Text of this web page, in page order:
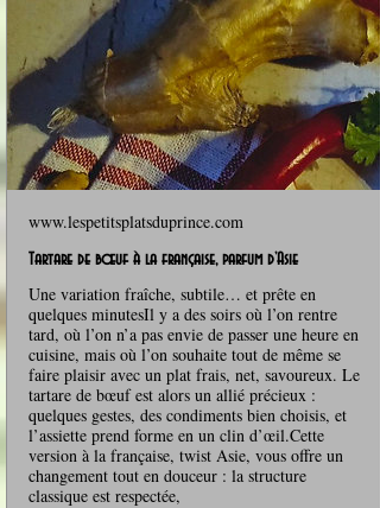
www.lespetitsplatsduprince.com
Tartare de bœuf à la française, parfum d’Asie
Une variation fraîche, subtile… et prête en
quelques minutesIl y a des soirs où l’on rentre
tard, où l’on n’a pas envie de passer une heure en
cuisine, mais où l’on souhaite tout de même se
faire plaisir avec un plat frais, net, savoureux. Le
tartare de bœuf est alors un allié précieux :
quelques gestes, des condiments bien choisis, et
l’assiette prend forme en un clin d’œil.Cette
version à la française, twist Asie, vous offre un
changement tout en douceur : la structure
classique est respectée,